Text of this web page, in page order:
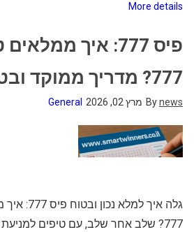
More details
פיס 777: איך
777? מדריך ממוקד ובטוח למילוי
Bynews מרץ 02, 2026 General
גלה איך
777? שלב אחר שלב, עם טיפים